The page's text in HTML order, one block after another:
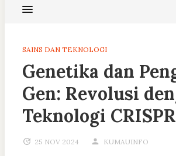
SAINS DAN TEKNOLOGI
Genetika dan
Gen: Revolusi
Teknologi CRISPR
25 NOV 2024 KUMAUINFO